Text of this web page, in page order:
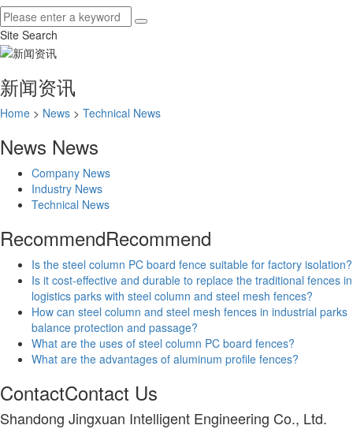
Site Search
新闻资讯
Home > News > Technical News
News News
Company News
Industry News
Technical News
RecommendRecommend
Is the steel column PC board fence suitable for factory isolation?
Is it cost-effective and durable to replace the traditional fences in
logistics parks with steel column and steel mesh fences?
How can steel column and steel mesh fences in industrial parks
balance protection and passage?
What are the uses of steel column PC board fences?
What are the advantages of aluminum profile fences?
ContactContact Us
Shandong Jingxuan Intelligent Engineering Co., Ltd.